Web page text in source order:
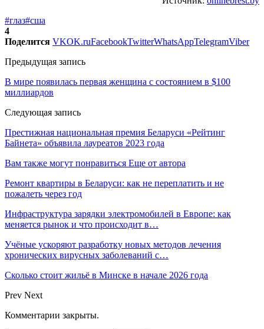
#глаз#сша
4
Поделится VKOK.ruFacebookTwitterWhatsAppTelegramViber
Предыдущая запись
В мире появилась первая женщина с состоянием в $100
миллиардов
Следующая запись
Престижная национальная премия Беларуси «Рейтинг
Байнета» объявила лауреатов 2023 года
Вам также могут понравиться Еще от автора
Ремонт квартиры в Беларуси: как не переплатить и не
пожалеть через год
Инфраструктура зарядки электромобилей в Европе: как
меняется рынок и что происходит в…
Учёные ускоряют разработку новых методов лечения
хронических вирусных заболеваний с…
Сколько стоит жильё в Минске в начале 2026 года
Prev Next
Комментарии закрыты.